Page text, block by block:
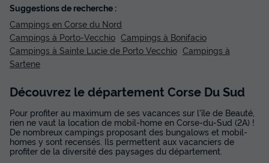
Suggestions de recherche :
Campings en Corse du Nord
Campings à Porto-Vecchio Campings à Bonifacio
Campings à Sainte Lucie de Porto Vecchio Campings à
Sartene
Découvrez le département Corse Du Sud
Pour profiter au maximum de ses vacances sur l'île de Beauté,
rien ne vaut la location de mobil-home en Corse-du-Sud (2A) !
De nombreux campings proposant des bungalows et mobil-
homes y sont recensés. Ils permettent aux vacanciers de
profiter de la diversité des paysages du département.